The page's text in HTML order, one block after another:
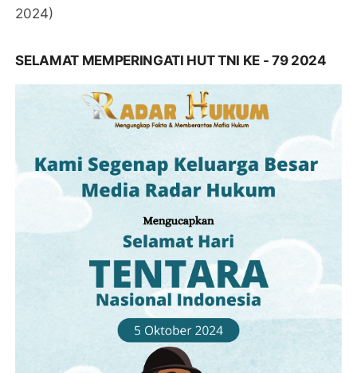
2024)
SELAMAT MEMPERINGATI HUT TNI KE - 79 2024